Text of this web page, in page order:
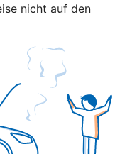
nicht auf den